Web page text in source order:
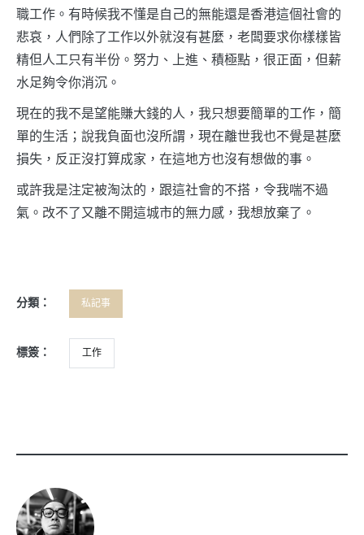
職工作。有時候我不懂是自己的無能還是香港這個社會的
悲哀，人們除了工作以外就沒有甚麼，老闆要求你樣樣皆
精但人工只有半份。努力、上進、積極點，很正面，但薪
水足夠令你消沉。
現在的我不是望能賺大錢的人，我只想要簡單的工作，簡
單的生活；說我負面也沒所謂，現在離世我也不覺是甚麼
損失，反正沒打算成家，在這地方也沒有想做的事。
或許我是注定被淘汰的，跟這社會的不搭，令我喘不過
氣。改不了又離不開這城市的無力感，我想放棄了。
分類： 私記事
標簽： 工作